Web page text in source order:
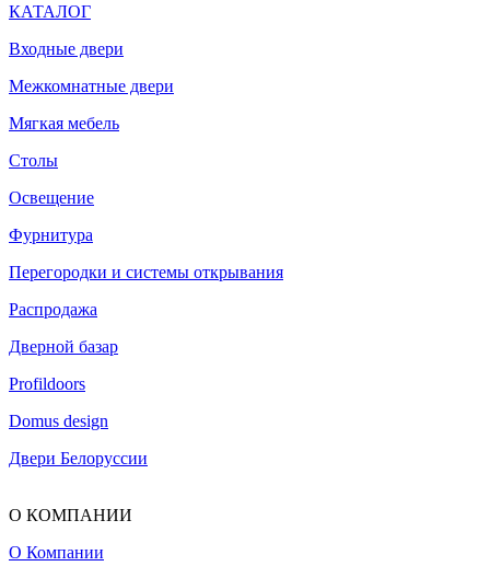
КАТАЛОГ
Входные двери
Межкомнатные двери
Мягкая мебель
Столы
Освещение
Фурнитура
Перегородки и системы открывания
Распродажа
Дверной базар
Profildoors
Domus design
Двери Белоруссии
О КОМПАНИИ
О Компании